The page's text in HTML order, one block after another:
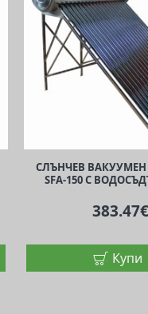
СЛЪНЧЕВ
SFA-150 С
383.47€
Купи